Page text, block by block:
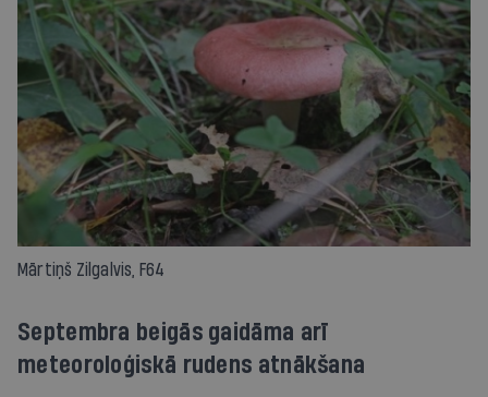
Mārtiņš Zilgalvis, F64
Septembra beigās gaidāma arī
meteoroloģiskā rudens atnākšana